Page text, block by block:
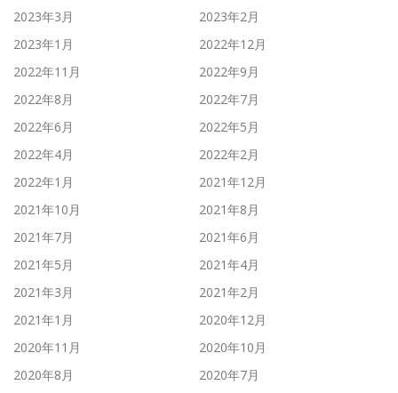
2023年3月
2023年2月
2023年1月
2022年12月
2022年11月
2022年9月
2022年8月
2022年7月
2022年6月
2022年5月
2022年4月
2022年2月
2022年1月
2021年12月
2021年10月
2021年8月
2021年7月
2021年6月
2021年5月
2021年4月
2021年3月
2021年2月
2021年1月
2020年12月
2020年11月
2020年10月
2020年8月
2020年7月